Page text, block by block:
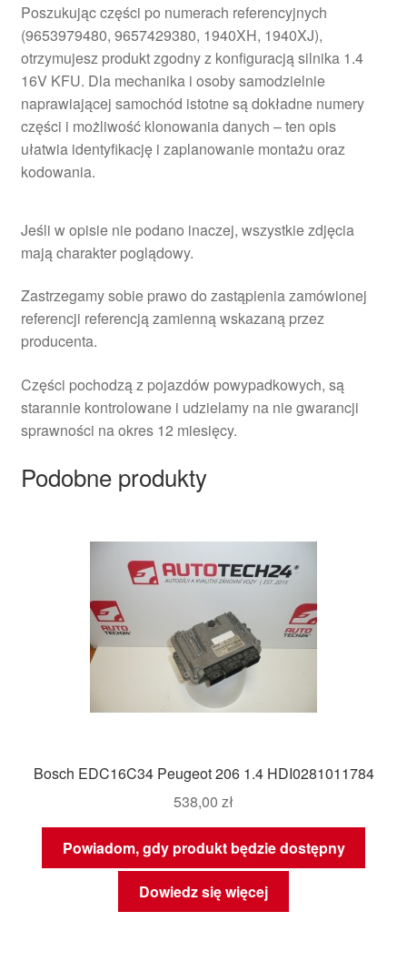
Poszukując części po numerach referencyjnych
(9653979480, 9657429380, 1940XH, 1940XJ),
otrzymujesz produkt zgodny z konfiguracją silnika 1.4
16V KFU. Dla mechanika i osoby samodzielnie
naprawiającej samochód istotne są dokładne numery
części i możliwość klonowania danych – ten opis
ułatwia identyfikację i zaplanowanie montażu oraz
kodowania.
Jeśli w opisie nie podano inaczej, wszystkie zdjęcia
mają charakter poglądowy.
Zastrzegamy sobie prawo do zastąpienia zamówionej
referencji referencją zamienną wskazaną przez
producenta.
Części pochodzą z pojazdów powypadkowych, są
starannie kontrolowane i udzielamy na nie gwarancji
sprawności na okres 12 miesięcy.
Podobne produkty
Bosch EDC16C34 Peugeot 206 1.4 HDI0281011784
538,00 zł
Powiadom, gdy produkt będzie dostępny
Dowiedz się więcej